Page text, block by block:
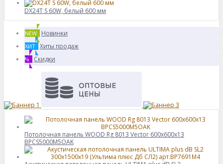
DX24T S 60W, белый 600 мм
NEW Новинки
ХИТ Хиты продаж
% Скидки
Потолочная панель WOOD Rg 8013 Vector 600x600x13
BPCS5000M5OAK